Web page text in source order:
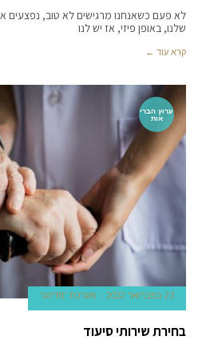
לא פעם כשאנחנו מרגישים לא טוב, נפצעים
שלנו, באופן פיזי, אז יש לנו
קרא עוד ←
ערוץ הברי
אות
23 בפברואר 2022 מערכת 'מדינט'
בחירת שירותי סיעוד